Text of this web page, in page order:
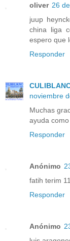
oliver 26
juup
china liga
espero que
Responder
noviembre
Muchas
ayuda
Responder
Anónimo
fatih terim
Responder
Anónimo